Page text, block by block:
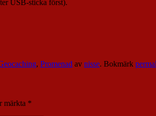
USB-sticka först).
, Promenad av nisse. Bokmärk
märkta *